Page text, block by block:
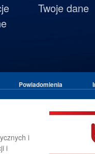
Twoje dane
Powiadomienia
i
i